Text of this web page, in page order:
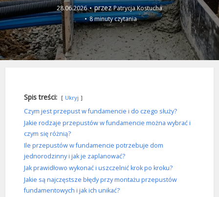
28.06.2026 przezPatrycja Kostucha
8 minuty czytania
Spis treści: Ukryj
Czym jest przepust w fundamencie i do czego służy?
Jakie rodzaje przepustów w fundamencie można wybrać i
czym się różnią?
Ile przepustów w fundamencie potrzebuje dom
jednorodzinny i jak je zaplanować?
Jak prawidłowo wykonać i uszczelnić krok po kroku?
Jakie są najczęstsze błędy przy montażu przepustów
fundamentowych i jak ich unikać?